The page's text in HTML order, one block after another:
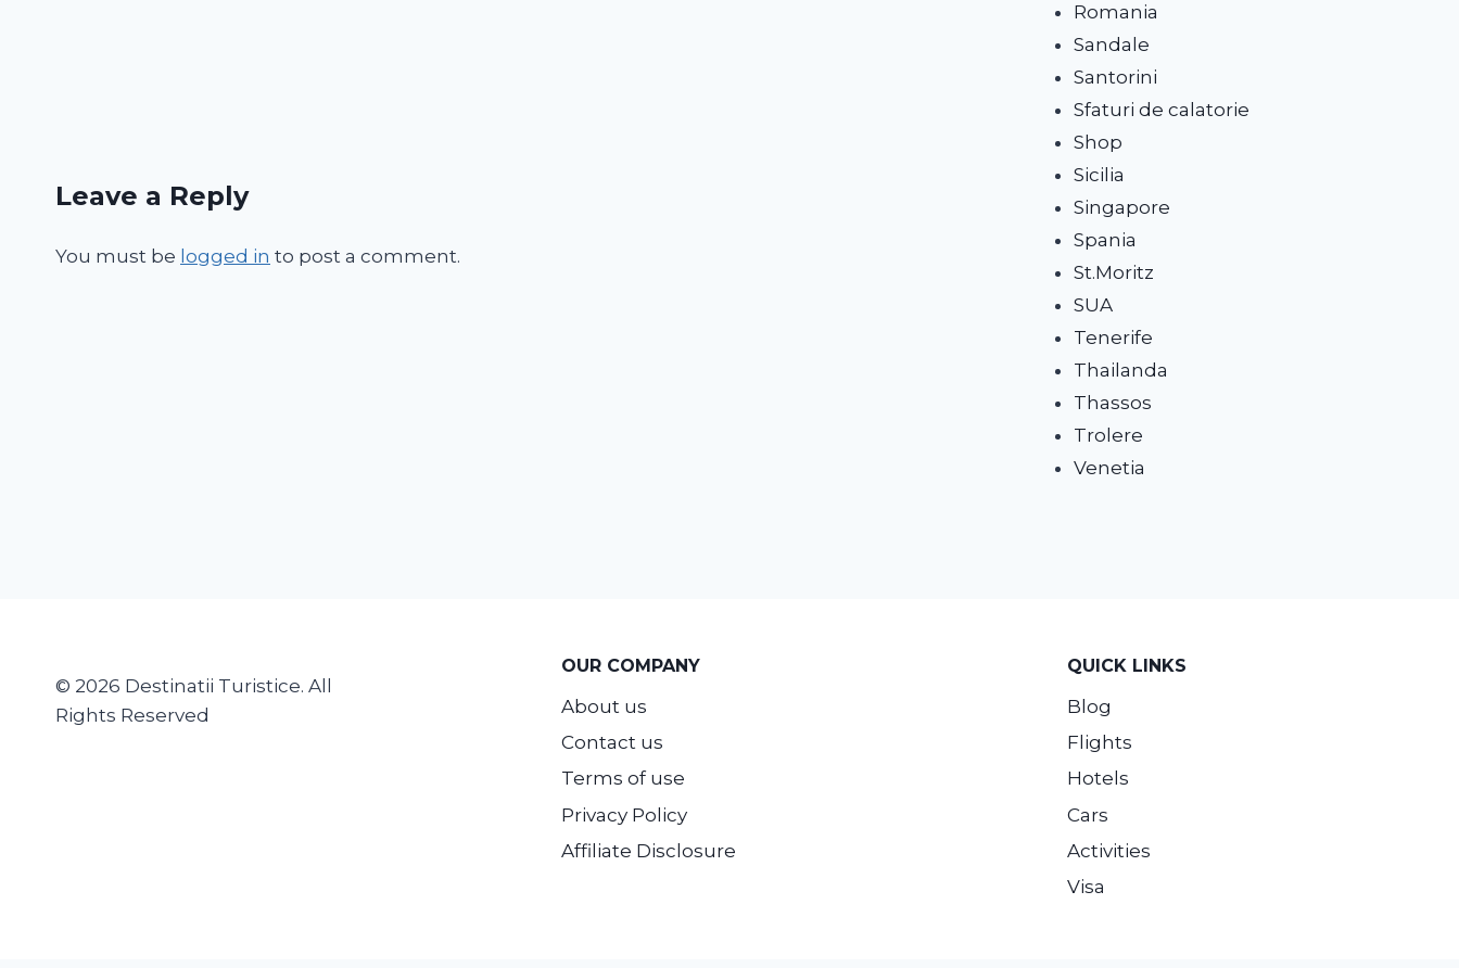
Leave a Reply
You must be logged in to post a comment.
Romania
Sandale
Santorini
Sfaturi de calatorie
Shop
Sicilia
Singapore
Spania
St.Moritz
SUA
Tenerife
Thailanda
Thassos
Trolere
Venetia
© 2026 Destinatii Turistice. All
Rights Reserved
OUR COMPANY
About us
Contact us
Terms of use
Privacy Policy
Affiliate Disclosure
QUICK LINKS
Blog
Flights
Hotels
Cars
Activities
Visa